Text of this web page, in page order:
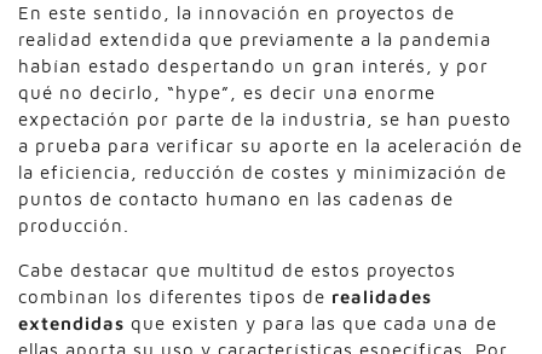
En este sentido, la innovación en proyectos de
realidad extendida que previamente a la pandemia
habían estado despertando un gran interés, y por
qué no decirlo, “hype”, es decir una enorme
expectación por parte de la industria, se han puesto
a prueba para verificar su aporte en la aceleración de
la eficiencia, reducción de costes y minimización de
puntos de contacto humano en las cadenas de
producción.
Cabe destacar que multitud de estos proyectos
combinan los diferentes tipos de realidades
extendidas que existen y para las que cada una de
ellas aporta su uso y características específicas. Por